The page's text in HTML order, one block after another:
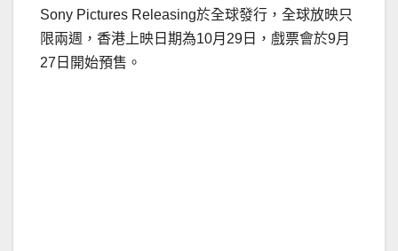
Sony Pictures Releasing於全球發行，全球放映只
限兩週，香港上映日期為10月29日，戲票會於9月
27日開始預售。